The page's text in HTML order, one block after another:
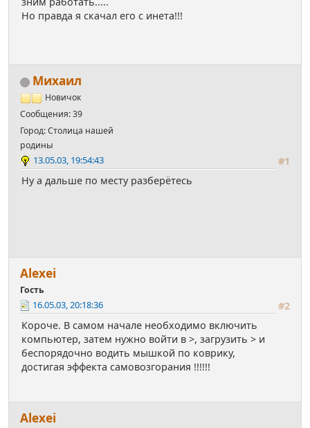
Но правда я скачал его с инета!!!
Михаил
Новичок
Сообщения: 39
Город: Столица нашей
родины
#1
13.05.03, 19:54:43
Ну а дальше по месту разберётесь
Alexei
Гость
#2
16.05.03, 20:18:36
Короче. В самом начале необходимо включить
компьютер, затем нужно войти в >, загрузить > и
беспорядочно водить мышкой по коврику,
достигая эффекта самовозгорания !!!!!!
Alexei